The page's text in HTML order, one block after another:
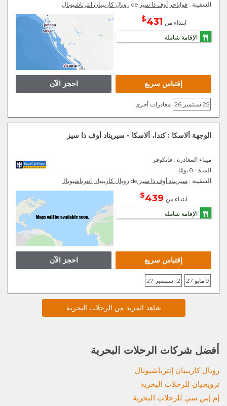
السفينة : فواياجر أوف ذا سيز de رويال كاريبيان انترناشيونال
ابتداء من 431
$
الإقامة شاملة
احجز الآن إقتباس سريع
25 سبتمبر 26 مغادرات أخرى
الوجهة ألاسكا : كندا، ألاسكا - سيريناد أوف ذا سيز
ميناء المغادرة : فانكوفر
المدة : 8 يومًا
السفينة : سيريناد أوف ذا سيز de رويال كاريبيان انترناشيونال
ابتداء من 439
$
الإقامة شاملة
احجز الآن إقتباس سريع
9 مايو 27 12 سبتمبر 27
شاهد المزيد من الرحلات البحرية
أفضل شركات الرحلات البحرية
رويال كاريبيان إنترناشيونال
نرويجيان للرحلات البحرية
إم إس سي للرحلات البحرية